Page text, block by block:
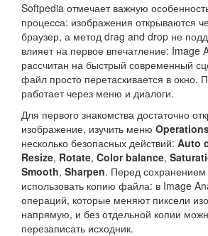
Softpedia отмечает важную
процесса: изображения открываются
браузер, а метод drag and drop не
влияет на первое впечатление: Image
рассчитан на быстрый современный
файл просто перетаскивается в окно.
работает через меню и диалоги.
Для первого знакомства достаточно
изображение, изучить меню
несколько безопасных действий: Auto
Resize, Rotate, Color balance,
Smooth, Sharpen. Перед сохранением
использовать копию файла: в Image
операций, которые меняют пиксели
напрямую, и без отдельной копии
перезаписать исходник.